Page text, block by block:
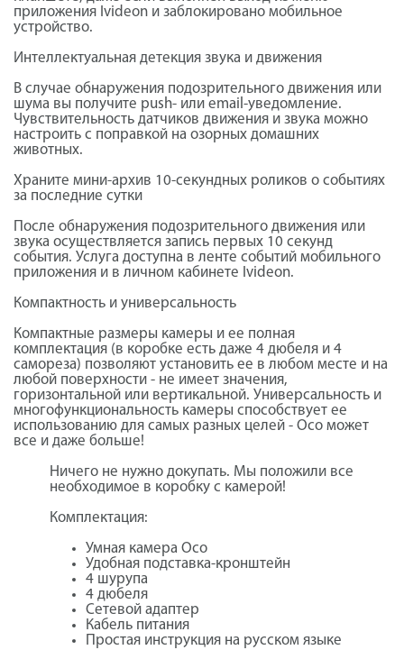
приложения Ivideon и заблокировано мобильное
устройство.
Интеллектуальная детекция звука и движения
В случае обнаружения подозрительного движения или
шума вы получите push- или email-уведомление.
Чувствительность датчиков движения и звука можно
настроить с поправкой на озорных домашних
животных.
Храните мини-архив 10-секундных роликов о событиях
за последние сутки
После обнаружения подозрительного движения или
звука осуществляется запись первых 10 секунд
события. Услуга доступна в ленте событий мобильного
приложения и в личном кабинете Ivideon.
Компактность и универсальность
Компактные размеры камеры и ее полная
комплектация (в коробке есть даже 4 дюбеля и 4
самореза) позволяют установить ее в любом месте и на
любой поверхности - не имеет значения,
горизонтальной или вертикальной. Универсальность и
многофункциональность камеры способствует ее
использованию для самых разных целей - Oco может
все и даже больше!
Ничего не нужно докупать. Мы положили все
необходимое в коробку с камерой!
Комплектация:
Умная камера Oco
Удобная подставка-кронштейн
4 шурупа
4 дюбеля
Сетевой адаптер
Кабель питания
Простая инструкция на русском языке